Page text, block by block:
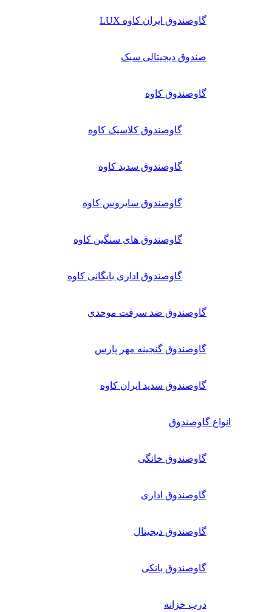
گاوصندوق ایران کاوه LUX
صندوق دیجیتالی سبک
گاوصندوق کاوه
گاوصندوق کلاسیک کاوه
گاوصندوق سدید کاوه
گاوصندوق سایروس کاوه
گاوصندوق های سنگین کاوه
گاوصندوق اداری بایگانی کاوه
گاوصندوق ضد سرقت موحدی
گاوصندوق گنجینه مهر پارس
گاوصندوق سدید ایران کاوه
انواع گاوصندوق
گاوصندوق خانگی
گاوصندوق اداری
گاوصندوق دیجیتال
گاوصندوق بانکی
درب خزانه